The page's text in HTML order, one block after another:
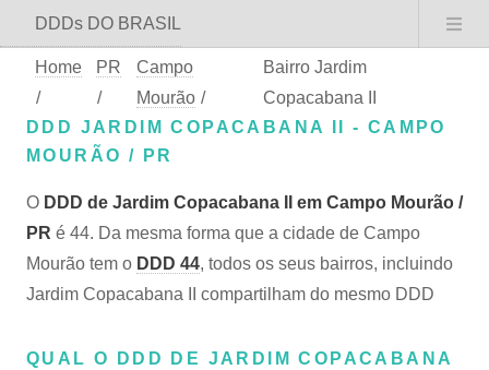
DDDs DO BRASIL
Home
/
PR
/
Campo
Mourão /
Bairro Jardim
Copacabana II
DDD JARDIM COPACABANA II - CAMPO
MOURÃO / PR
O DDD de Jardim Copacabana II em Campo Mourão /
PR é 44. Da mesma forma que a cidade de Campo
Mourão tem o DDD 44, todos os seus bairros, incluindo
Jardim Copacabana II compartilham do mesmo DDD
QUAL O DDD DE JARDIM COPACABANA